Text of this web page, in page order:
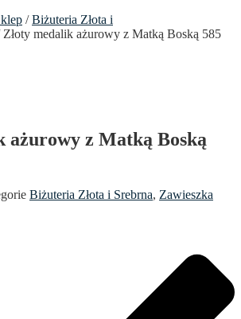
/Biżuteria Złota i
Złoty medalik ażurowy z Matką Boską 585
ażurowy z Matką Boską
Biżuteria Złota i Srebrna, Zawieszka